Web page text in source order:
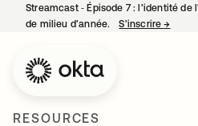
Streamcast ‑ Épisode 7 : l’identité de
de milieu d’année.
S’inscrire→
RESOURCES